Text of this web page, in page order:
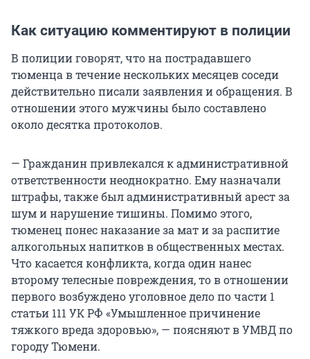
Как ситуацию комментируют в полиции
В полиции говорят, что на пострадавшего
тюменца в течение нескольких месяцев соседи
действительно писали заявления и обращения. В
отношении этого мужчины было составлено
около десятка протоколов.
— Гражданин привлекался к административной
ответственности неоднократно. Ему назначали
штрафы, также был административный арест за
шум и нарушение тишины. Помимо этого,
тюменец понес наказание за мат и за распитие
алкогольных напитков в общественных местах.
Что касается конфликта, когда один нанес
второму телесные повреждения, то в отношении
первого возбуждено уголовное дело по части 1
статьи 111 УК РФ «Умышленное причинение
тяжкого вреда здоровью», — поясняют в УМВД по
городу Тюмени.